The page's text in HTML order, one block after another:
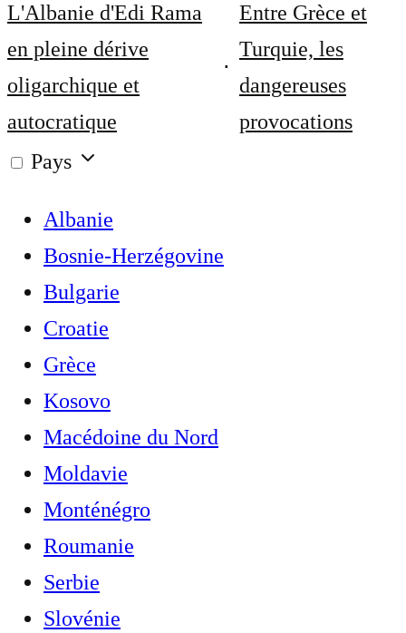
L'Albanie d'Edi Rama
en pleine dérive
oligarchique et
autocratique
Entre Grèce et
Turquie, les
dangereuses
provocations
Pays
Albanie
Bosnie-Herzégovine
Bulgarie
Croatie
Grèce
Kosovo
Macédoine du Nord
Moldavie
Monténégro
Roumanie
Serbie
Slovénie